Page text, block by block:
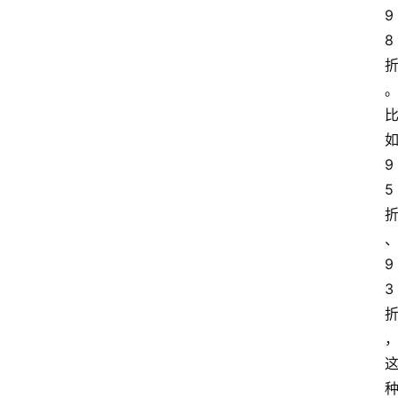
9
8
折
。
比
如
9
5
折
、
9
3
折
，
这
种